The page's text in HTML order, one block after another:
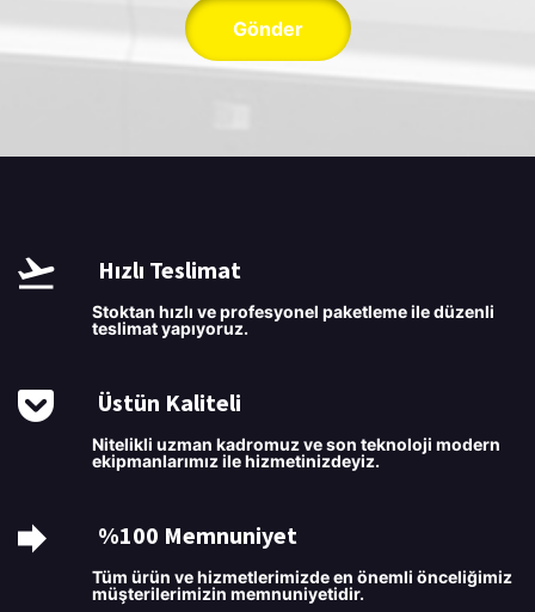
Gönder
Hızlı Teslimat
Stoktan hızlı ve profesyonel paketleme ile düzenli
teslimat yapıyoruz.
Üstün Kaliteli
Nitelikli uzman kadromuz ve son teknoloji modern
ekipmanlarımız ile hizmetinizdeyiz.
%100 Memnuniyet
Tüm ürün ve hizmetlerimizde en önemli önceliğimiz
müşterilerimizin memnuniyetidir.